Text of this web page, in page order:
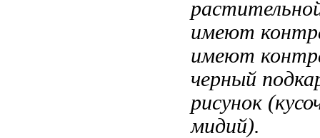
имеют
имеют
черный
рисунок
мидий).